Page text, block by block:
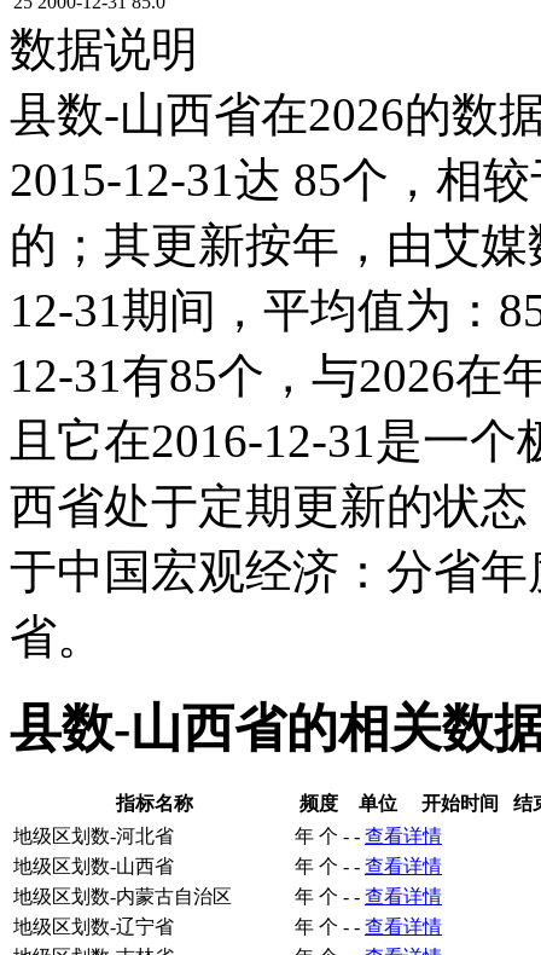
数据说明
县数-山西省在2026的数
2015-12-31达 85个，相
的；其更新按年，由艾
12-31期间，平均值为：
12-31有85个，与2026在
且它在2016-12-31是一
西省处于定期更新的状
于中国宏观经济：分省
省。
县数-山西省的相关数
指标名称 频度 单位 开始时间
结
地级区划数-河北省
年 个 - - 查看详情
地级区划数-山西省
年 个 - - 查看详情
地级区划数-内蒙古自治区
年 个 - - 查看详情
地级区划数-辽宁省
年 个 - - 查看详情